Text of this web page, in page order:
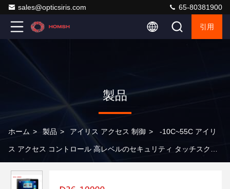
sales@opticsiris.com 65-80381900
引用
製品
ホーム > 製品 > アイリス アクセス 制御 > -10C~55C アイリ
ス アクセス コントロール 高レベルのセキュリティ タッチスクリ